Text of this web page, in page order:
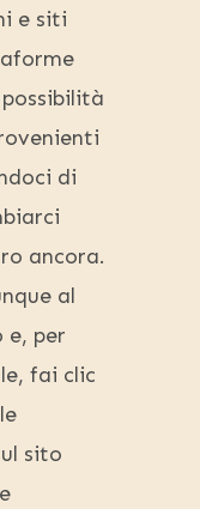
e siti
di
ancora.
al
e, per
fai clic
sito